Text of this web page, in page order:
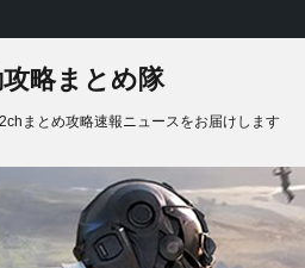
略まとめ隊
2chまとめ攻略速報ニュースをお届けします